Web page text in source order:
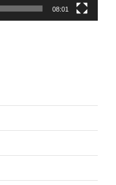
08:01